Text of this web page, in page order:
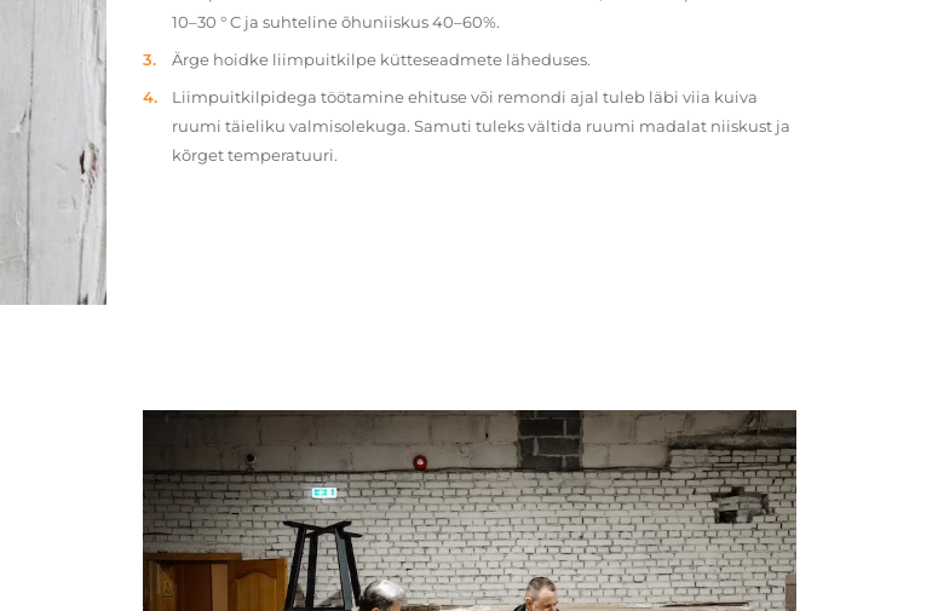
10–30 ° C ja suhteline õhuniiskus 40–60%.
Ärge hoidke liimpuitkilpe kütteseadmete läheduses.
Liimpuitkilpidega töötamine ehituse või remondi ajal tuleb läbi viia kuiva
ruumi täieliku valmisolekuga. Samuti tuleks vältida ruumi madalat niiskust ja
kõrget temperatuuri.